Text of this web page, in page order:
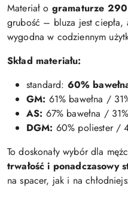
Materiał o gramaturze
grubość – bluza jest ciepła,
wygodna w codziennym
Skład materiału:
standard: 60%
GM: 61% bawełna /
AS: 67% bawełna /
DGM: 60% poliester /
To doskonały wybór dla
trwałość i ponadczasowy
na spacer, jak i na